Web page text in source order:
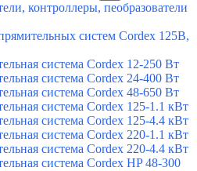
контроллеры, пеобразователи
систем Cordex 125В,
система Cordex 12-250 Вт
система Cordex 24-400 Вт
система Cordex 48-650 Вт
система Cordex 125-1.1 кВт
система Cordex 125-4.4 кВт
система Cordex 220-1.1 кВт
система Cordex 220-4.4 кВт
система Cordex HP 48-300